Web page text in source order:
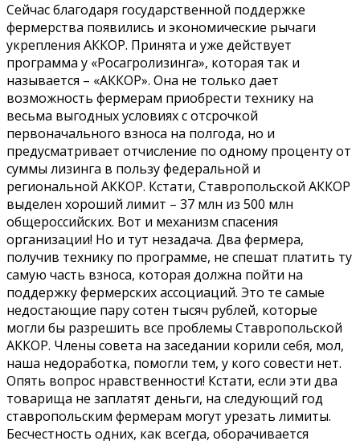
Сейчас благодаря государственной поддержке
фермерства появились и экономические рычаги
укрепления АККОР. Принята и уже действует
программа у «Росагролизинга», которая так и
называется – «АККОР». Она не только дает
возможность фермерам приобрести технику на
весьма выгодных условиях с отсрочкой
первоначального взноса на полгода, но и
предусматривает отчисление по одному проценту от
суммы лизинга в пользу федеральной и
региональной АККОР. Кстати, Ставропольской АККОР
выделен хороший лимит – 37 млн из 500 млн
общероссийских. Вот и механизм спасения
организации! Но и тут незадача. Два фермера,
получив технику по программе, не спешат платить ту
самую часть взноса, которая должна пойти на
поддержку фермерских ассоциаций. Это те самые
недостающие пару сотен тысяч рублей, которые
могли бы разрешить все проблемы Ставропольской
АККОР. Члены совета на заседании корили себя, мол,
наша недоработка, помогли тем, у кого совести нет.
Опять вопрос нравственности! Кстати, если эти два
товарища не заплатят деньги, на следующий год
ставропольским фермерам могут урезать лимиты.
Бесчестность одних, как всегда, оборачивается